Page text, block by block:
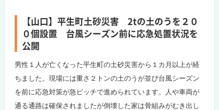
【山口】平生町土砂災害 2tの土のうを２０
０個設置 台風シーズン前に応急処置状況を
公開
男性１人が亡くなった平生町の土砂災害から１カ月以上が経
ちました。現場には重さ２トンの土のうが並び台風シーズン
を前に応急対策が急ピッチで進められています。人や車両が
通る通路は確保されましたが倒壊した家は骨組みがむき出し